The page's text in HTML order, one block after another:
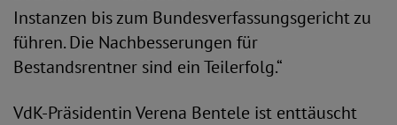
Instanzen bis zum Bundesverfassungsgericht zu
führen. Die Nachbesserungen für
Bestandsrentner sind ein Teilerfolg.“
VdK-Präsidentin Verena Bentele ist enttäuscht